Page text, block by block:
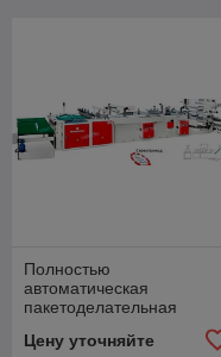
Полностью
автоматическая
пакетоделательная
машина CW-800ZD для
изготовления
Цену уточняйте